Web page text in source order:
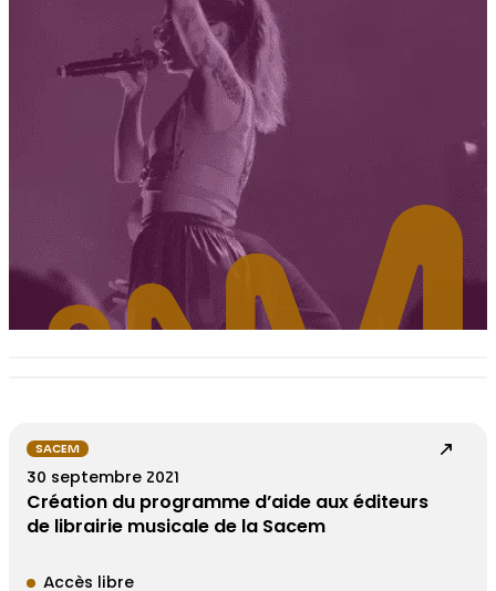
SACEM
30 septembre 2021
Création du programme d’aide aux éditeurs
de librairie musicale de la Sacem
Accès libre